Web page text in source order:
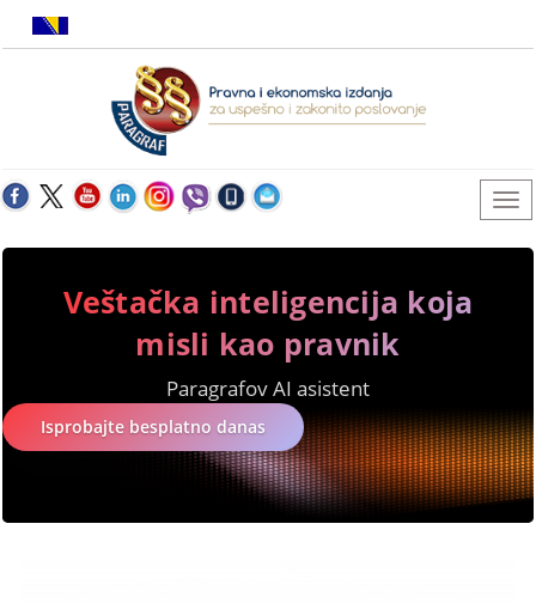
Veštačka inteligencija koja
misli kao pravnik
Paragrafov AI asistent
Isprobajte besplatno danas